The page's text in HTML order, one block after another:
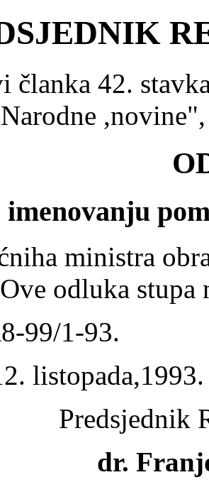
članka 42.
imenovanju
ministra
odluka stupa
99/1-93.
listopada,1993.
Predsjednik
dr.